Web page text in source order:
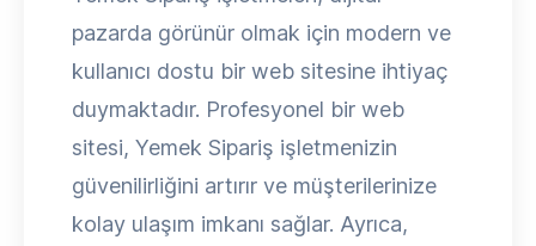
pazarda görünür olmak için modern ve
kullanıcı dostu bir web sitesine ihtiyaç
duymaktadır. Profesyonel bir web
sitesi, Yemek Sipariş işletmenizin
güvenilirliğini artırır ve müşterilerinize
kolay ulaşım imkanı sağlar. Ayrıca,